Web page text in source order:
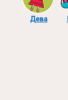
Дева